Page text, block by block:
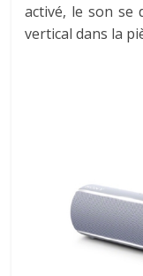
activé, le son se
vertical dans la